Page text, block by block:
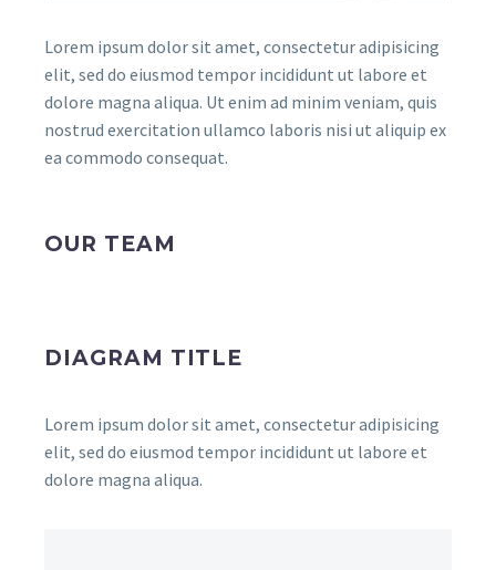
Lorem ipsum dolor sit amet, consectetur adipisicing
elit, sed do eiusmod tempor incididunt ut labore et
dolore magna aliqua. Ut enim ad minim veniam, quis
nostrud exercitation ullamco laboris nisi ut aliquip ex
ea commodo consequat.
OUR TEAM
DIAGRAM TITLE
Lorem ipsum dolor sit amet, consectetur adipisicing
elit, sed do eiusmod tempor incididunt ut labore et
dolore magna aliqua.